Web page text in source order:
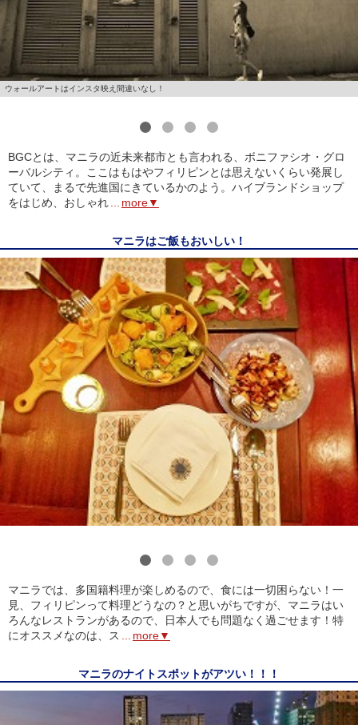
ウォールアートはインスタ映え間違いなし！
BGCとは、マニラの近未来都市とも言われる、ボニファシオ・グロ
ーバルシティ。ここはもはやフィリピンとは思えないくらい発展し
ていて、まるで先進国にきているかのよう。ハイブランドショップ
をはじめ、おしゃれ
more▼
マニラはご飯もおいしい！
マニラでは、多国籍料理が楽しめるので、食には一切困らない！一
見、フィリピンって料理どうなの？と思いがちですが、マニラはい
ろんなレストランがあるので、日本人でも問題なく過ごせます！特
にオススメなのは、ス ... more▼
マニラのナイトスポットがアツい！！！